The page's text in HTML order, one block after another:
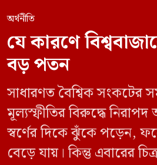
অর্থনীতি
যে কারণে
বড় পতন
সাধারণত বৈশ্বিক সংকটের
মূল্যস্ফীতির বিরুদ্ধে
স্বর্ণের দিকে ঝুঁকে পড়েন,
বেড়ে যায়। কিন্তু এবারের চিত্র